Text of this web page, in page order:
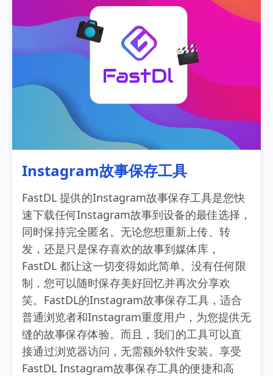
Instagram故事保存工具
FastDL 提供的Instagram故事保存工具是您快
速下载任何Instagram故事到设备的最佳选择，
同时保持完全匿名。无论您想重新上传、转
发，还是只是保存喜欢的故事到媒体库，
FastDL 都让这一切变得如此简单。没有任何限
制，您可以随时保存美好回忆并再次分享欢
笑。FastDL的Instagram故事保存工具，适合
普通浏览者和Instagram重度用户，为您提供无
缝的故事保存体验。而且，我们的工具可以直
接通过浏览器访问，无需额外软件安装。享受
FastDL Instagram故事保存工具的便捷和高